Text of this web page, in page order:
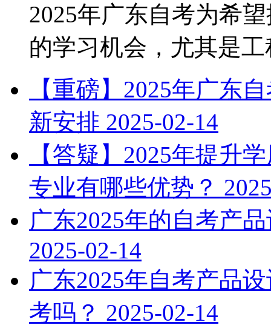
2025年广东自考为希
的学习机会，尤其是工
【重磅】2025年广东
新安排 2025-02-14
【答疑】2025年提升
专业有哪些优势？
广东2025年的自考产
2025-02-14
广东2025年自考产品
考吗？ 2025-02-14